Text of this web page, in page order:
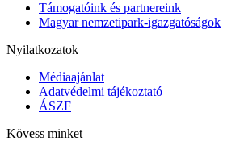
Támogatóink és partnereink
Magyar nemzetipark-igazgatóságok
Nyilatkozatok
Médiaajánlat
Adatvédelmi tájékoztató
ÁSZF
Kövess minket